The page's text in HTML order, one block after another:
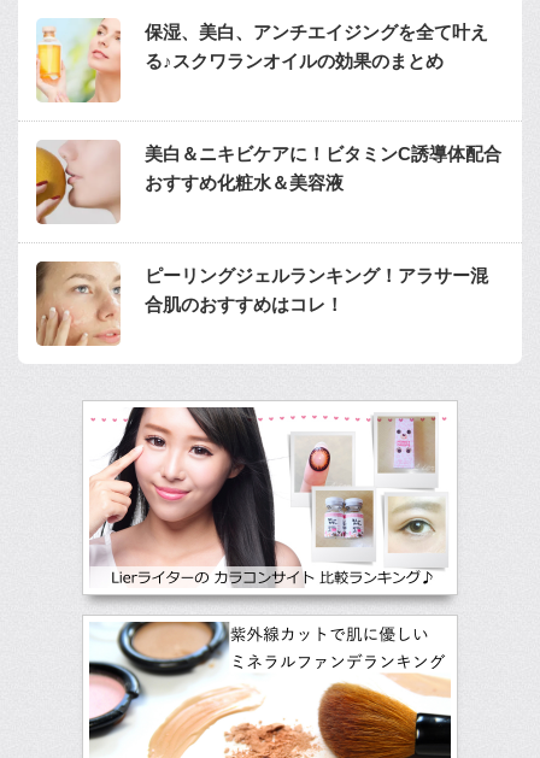
保湿、美白、アンチエイジングを全て叶え
る♪スクワランオイルの効果のまとめ
美白＆ニキビケアに！ビタミンC誘導体配合
おすすめ化粧水＆美容液
ピーリングジェルランキング！アラサー混
合肌のおすすめはコレ！